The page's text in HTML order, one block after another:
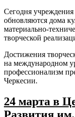
Сегодня учреждения
обновляются дома
материально-
творческой
Достижения
на международном
профессионализм
Черкесии.
24 марта в